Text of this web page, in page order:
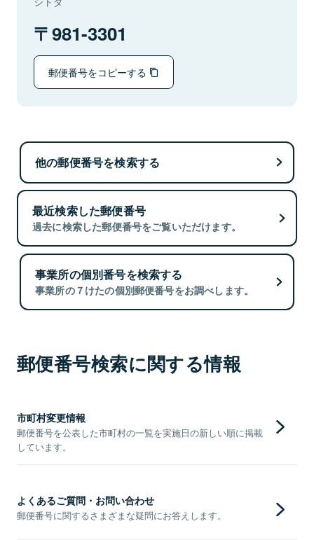
981-3301
郵便番号をコピーする
他の郵便番号を検索する
最近検索した郵便番号
過去に検索した郵便番号をご覧いただけます。
事業所の個別番号を検索する
事業所の７けたの個別郵便番号をお調べします。
郵便番号検索に関する情報
市町村変更情報
郵便番号を公表した市町村の一覧を実施日の新しい順に掲載
しています。
よくあるご質問・お問い合わせ
郵便番号に関するさまざまな疑問にお答えします。